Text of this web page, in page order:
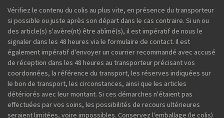
Vérifiez le contenu du colis au plus vite, en présence du transporteur
si possible ou juste après son départ dans le cas contraire. Si un ou
des article(s) s'avère(nt) être abîmé(s), il est impératif de nous le
signaler dans les 48 heures via le formulaire de contact. Il est
également impératif d'envoyer un courrier recommandé avec accusé
de réception dans les 48 heures au transporteur précisant vos
coordonnées, la référence du transport, les réserves indiquées sur
le bon de transport, les circonstances, ainsi que les articles
détériorés avec leur montant. Si ces démarches n'étaient pas
effectuées par vos soins, les possibilités de recours ultérieures
seraient limitées, voire impossibles. Conservez l'emballage (le colis)